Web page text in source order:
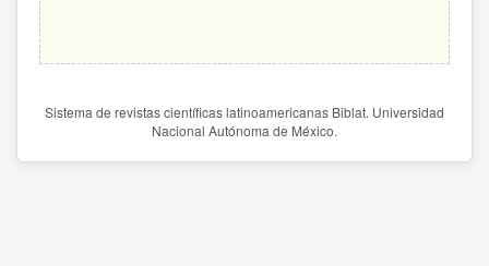
Sistema de revistas científicas latinoamericanas Biblat. Universidad
Nacional Autónoma de México.